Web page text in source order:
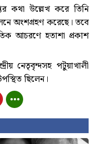
কথা উল্লেখ করে তিনি
অংশগ্রহণ করেছে। তবে
আচরণে হতাশা প্রকাশ
নেতৃবৃন্দসহ পটুয়াখালী
ছিলেন।